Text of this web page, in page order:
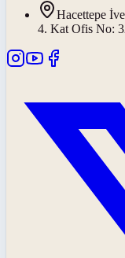
Hacettepe
4. Kat Ofis No: